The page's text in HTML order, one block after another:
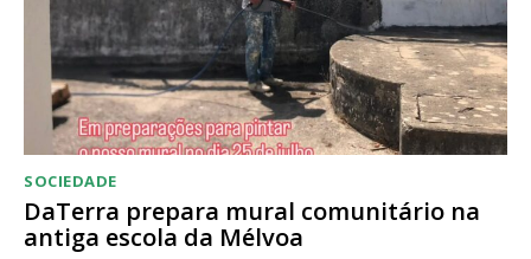
Ofertas para assinatura anual
Escolha o plano
SOCIEDADE
DaTerra prepara mural comunitário na
antiga escola da Mélvoa